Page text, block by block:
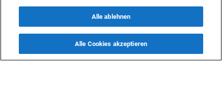
KONTAKTE
Alle ablehnen
Alle Cookies akzeptieren